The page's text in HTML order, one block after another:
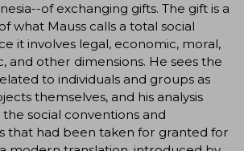
of exchanging gifts. The gift is a
what Mauss calls a total social
it involves legal, economic, moral,
and other dimensions. He sees the
to individuals and groups as
themselves, and his analysis
social conventions and
that had been taken for granted for